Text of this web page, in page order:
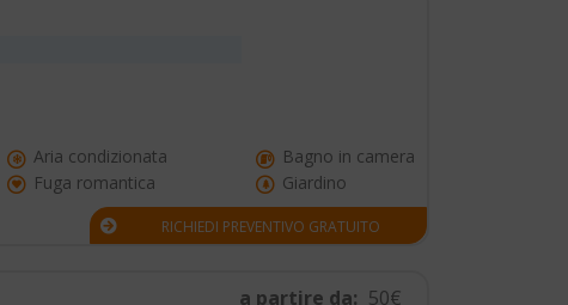
Aria condizionata
Bagno in camera
Fuga romantica Giardino
RICHIEDI PREVENTIVO GRATUITO
a partire da: 50€